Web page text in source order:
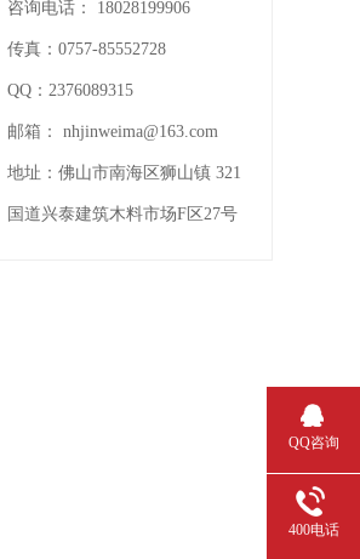
咨询电话： 18028199906
传真： 0757-85552728
QQ： 2376089315
邮箱： nhjinweima@163.com
地址： 佛山市南海区狮山镇 321
国道兴泰建筑木料市场F区27号
QQ咨询
400电话